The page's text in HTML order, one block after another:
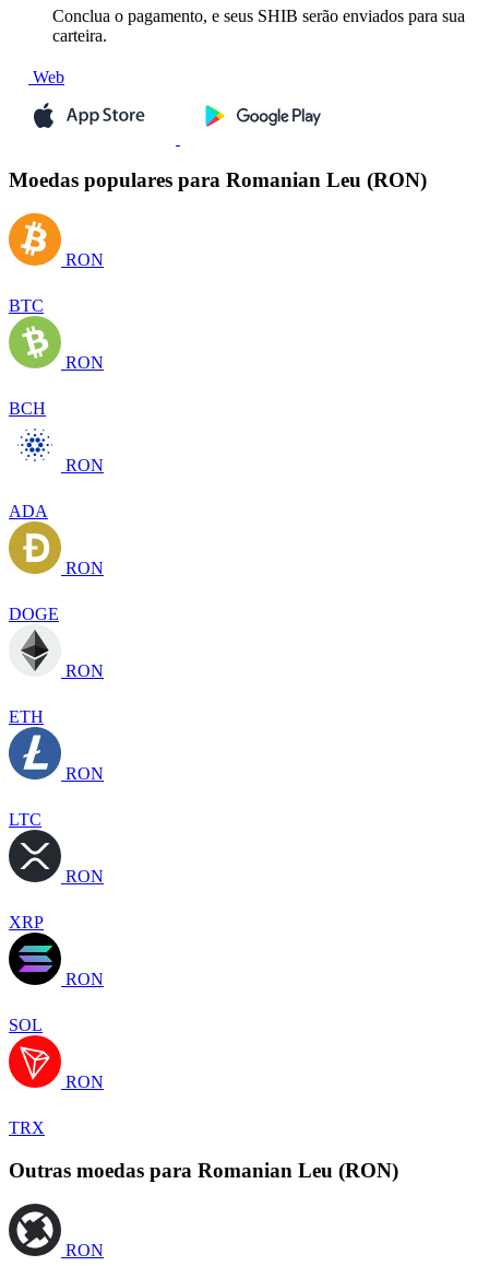
Conclua o pagamento, e seus SHIB serão enviados para sua
carteira.
Web
Moedas populares para Romanian Leu (RON)
RON
BTC
RON
BCH
RON
ADA
RON
DOGE
RON
ETH
RON
LTC
RON
XRP
RON
SOL
RON
TRX
Outras moedas para Romanian Leu (RON)
RON